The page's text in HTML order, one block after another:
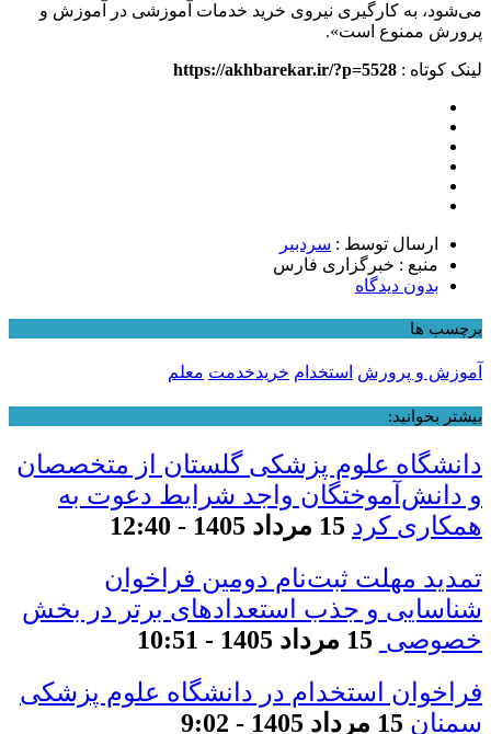
می‌شود، به کارگیری نیروی خرید خدمات آموزشی در آموزش و
پرورش ممنوع است».
لینک کوتاه : https://akhbarekar.ir/?p=5528
ارسال توسط : سردبیر
منبع : خبرگزاری فارس
بدون دیدگاه
برچسب ها
آموزش و پرورش استخدام خریدخدمت معلم
بیشتر بخوانید:
دانشگاه علوم پزشکی گلستان از متخصصان
و دانش‌آموختگان واجد شرایط دعوت به
همکاری کرد 15 مرداد 1405 - 12:40
تمدید مهلت ثبت‌نام دومین فراخوان
شناسایی و جذب استعدادهای برتر در بخش
خصوصی 15 مرداد 1405 - 10:51
فراخوان استخدام در دانشگاه علوم پزشکی
سمنان 15 مرداد 1405 - 9:02